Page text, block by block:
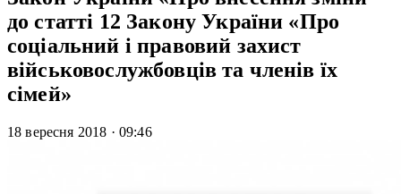
до статті 12 Закону України «Про
соціальний і правовий захист
військовослужбовців та членів їх
сімей»
18 вересня 2018 · 09:46